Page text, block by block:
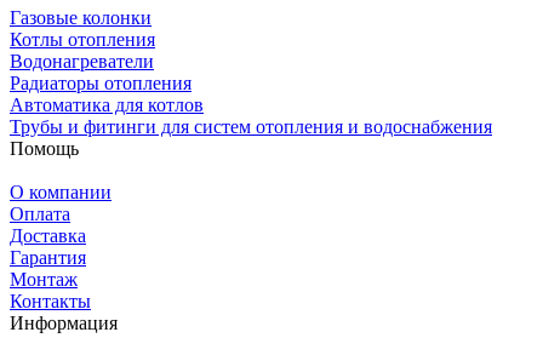
Газовые колонки
Котлы отопления
Водонагреватели
Радиаторы отопления
Автоматика для котлов
Трубы и фитинги для систем отопления и водоснабжения
Помощь
О компании
Оплата
Доставка
Гарантия
Монтаж
Контакты
Информация